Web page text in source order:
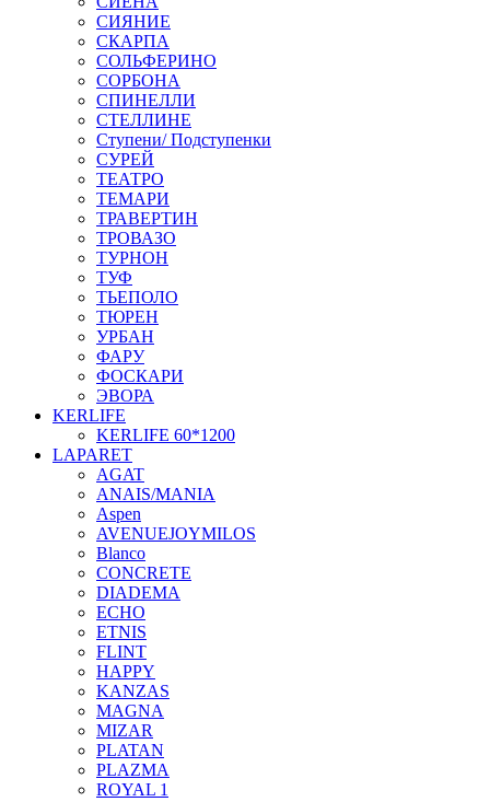
СИЯНИЕ
СКАРПА
СОЛЬФЕРИНО
СОРБОНА
СПИНЕЛЛИ
СТЕЛЛИНЕ
Ступени/ Подступенки
СУРЕЙ
ТЕАТРО
ТЕМАРИ
ТРАВЕРТИН
ТРОВАЗО
ТУРНОН
ТУФ
ТЬЕПОЛО
ТЮРЕН
УРБАН
ФАРУ
ФОСКАРИ
ЭВОРА
KERLIFE
KERLIFE 60*1200
LAPARET
AGAT
ANAIS/MANIA
Aspen
AVENUEJOYMILOS
Blanco
CONCRETE
DIADEMA
ECHO
ETNIS
FLINT
HAPPY
KANZAS
MAGNA
MIZAR
PLATAN
PLAZMA
ROYAL 1